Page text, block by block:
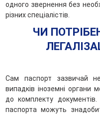
одного звернення без
різних спеціалістів.
ЧИ
Сам паспорт зазвичай
випадків іноземні органи
до комплекту
паспорта можуть